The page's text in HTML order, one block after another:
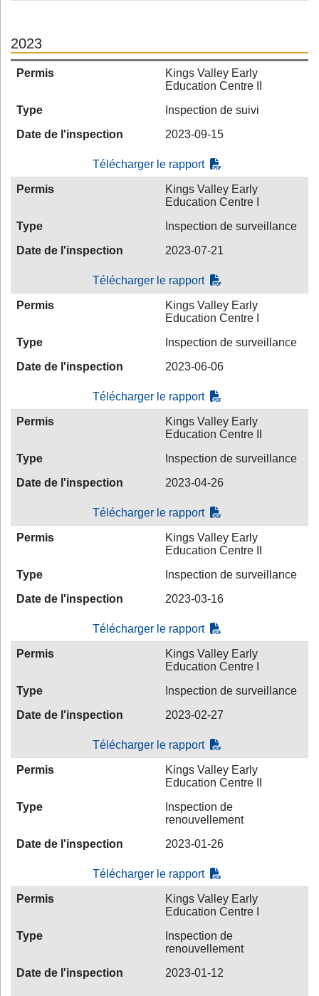
2023
Permis
Kings Valley Early
Education Centre II
Type
Inspection de suivi
Date de l'inspection
2023-09-15
Télécharger le rapport
Permis
Kings Valley Early
Education Centre I
Type
Inspection de surveillance
Date de l'inspection
2023-07-21
Télécharger le rapport
Permis
Kings Valley Early
Education Centre I
Type
Inspection de surveillance
Date de l'inspection
2023-06-06
Télécharger le rapport
Permis
Kings Valley Early
Education Centre II
Type
Inspection de surveillance
Date de l'inspection
2023-04-26
Télécharger le rapport
Permis
Kings Valley Early
Education Centre II
Type
Inspection de surveillance
Date de l'inspection
2023-03-16
Télécharger le rapport
Permis
Kings Valley Early
Education Centre I
Type
Inspection de surveillance
Date de l'inspection
2023-02-27
Télécharger le rapport
Permis
Kings Valley Early
Education Centre II
Type
Inspection de
renouvellement
Date de l'inspection
2023-01-26
Télécharger le rapport
Permis
Kings Valley Early
Education Centre I
Type
Inspection de
renouvellement
Date de l'inspection
2023-01-12